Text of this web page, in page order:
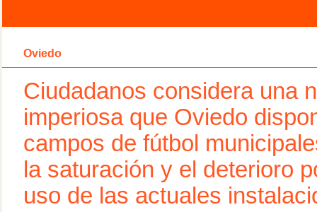
Oviedo
Ciudadanos considera una
imperiosa que Oviedo
campos de fútbol
la saturación y el deterioro
uso de las actuales